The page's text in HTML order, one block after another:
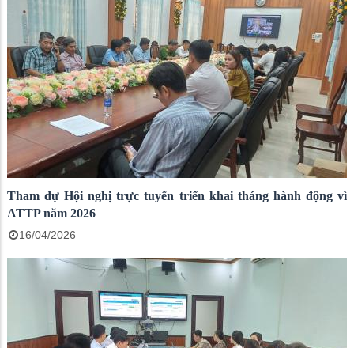
Tham dự Hội nghị trực tuyến triển khai tháng hành động vì
ATTP năm 2026
16/04/2026